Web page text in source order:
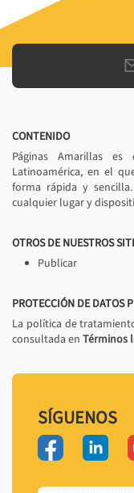
CONTENIDO
Páginas Amarillas
Latinoamérica, en el
forma rápida y
cualquier lugar y
OTROS DE NUESTROS
Publicar
PROTECCIÓN DE DATOS
La política de
consultada en Términos
SÍGUENOS